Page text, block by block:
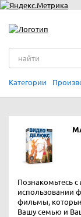
Категории
Познакомьтесь
использовании
фильмы,
Вашу семью и